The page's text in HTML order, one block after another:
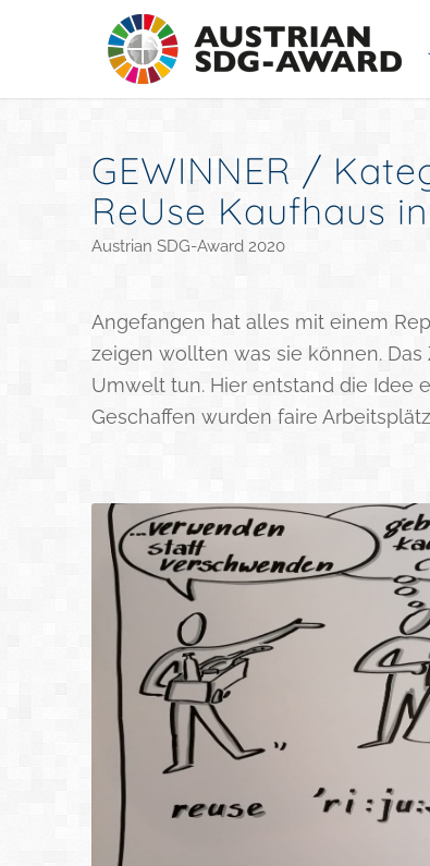
GEWINNER /
ReUse Kaufhaus
Austrian SDG-Award 2020
Angefangen hat alles mit einem
zeigen wollten was sie können.
Umwelt tun. Hier entstand die Idee
Geschaffen wurden faire